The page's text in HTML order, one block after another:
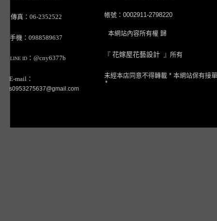
傳真：06-2352522
手機：0988589637
LINE ID ：@cny6377b
E-mail：
s0953275637@gmail.com
帳號：0002911-2798220
本網站內容所有權 歸
『 花嫁屋花藝設計 』所有
未經本店同意不得轉載 * 本網站保有接
*